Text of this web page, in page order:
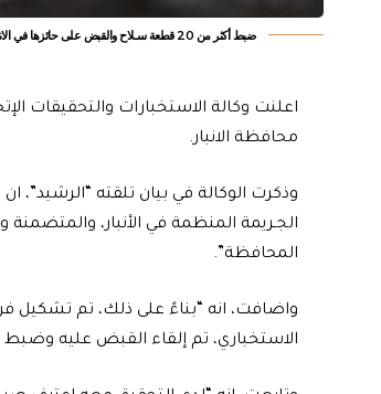
ضبط أكثر من 20 قطعة سـلاح والقبض على حائزها في الانبار
محافظة الانبار.
وذكرت الوكالة في بيان تلقته
المحافظة”.
واضافت، انه “بناءً على ذلك، تم تشكيل
الاستخباري، تم إلقاء القبض عليه وضبط